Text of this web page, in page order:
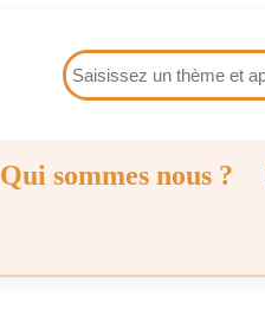
Qui sommes nous ?